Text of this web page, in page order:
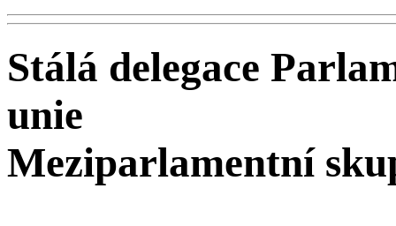
Stálá delegace
unie
Meziparlamentní